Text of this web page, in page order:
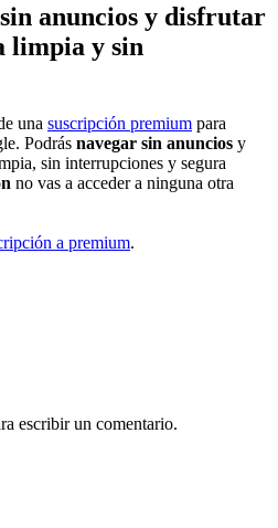
anuncios y disfrutar
limpia y sin
una suscripción premium para
Podrás navegar sin anuncios y
sin interrupciones y segura
no vas a acceder a ninguna otra
a premium.
escribir un comentario.